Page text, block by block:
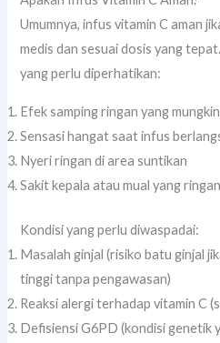
Umumnya, infus vitamin C aman
medis dan sesuai dosis yang
yang perlu diperhatikan:
Efek samping ringan yang
Sensasi hangat saat infus
Nyeri ringan di area suntikan
Sakit kepala atau mual yang ringan
Kondisi yang perlu diwaspadai:
Masalah ginjal (risiko batu ginjal
tinggi tanpa pengawasan)
Reaksi alergi terhadap vitamin C
Defisiensi G6PD (kondisi genetik